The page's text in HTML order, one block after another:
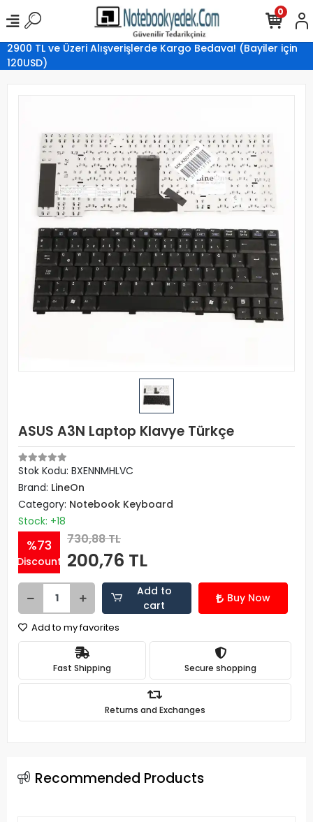
2900 TL ve Üzeri Alışverişlerde Kargo Bedava! (Bayiler için
120USD)
0
ASUS A3N Laptop Klavye Türkçe
Stok Kodu: BXENNMHLVC
Brand: LineOn
Category: Notebook Keyboard
Stock: +18
%73
Discount
730,88 TL
200,76 TL
Add to
cart
Buy Now
Add to my favorites
Fast Shipping Secure shopping
Returns and Exchanges
Recommended Products